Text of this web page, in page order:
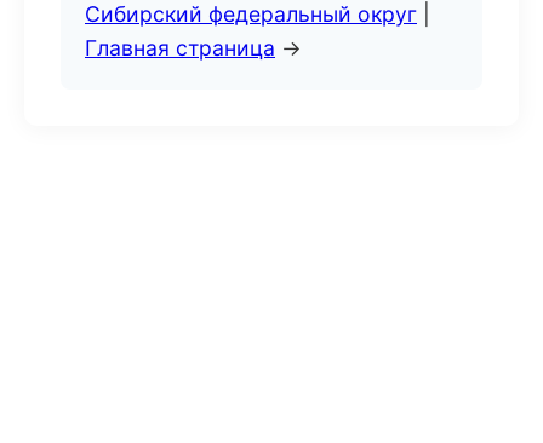
Сибирский федеральный округ
Главная страница →